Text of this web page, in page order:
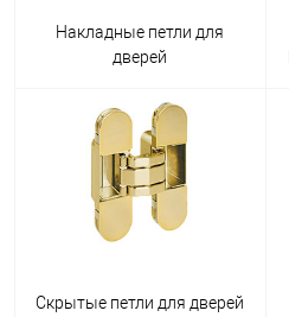
Накладные петли для
дверей
Скрытые петли для дверей